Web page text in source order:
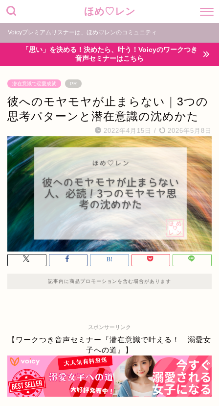
ほめ♡レン
Voicyプレミアムリスナーは、ほめ♡レンのコミュニティ
「思い」を決める！決めたら、叶う！Voicyのワークつき
音声セミナーはこちら
潜在意識で恋愛成就 PR
彼へのモヤモヤが止まらない｜3つの
思考パターンと潜在意識の沈めかた
2022年4月15日 / 2026年5月8日
記事内に商品プロモーションを含む場合があります
スポンサーリンク
【ワークつき音声セミナー『潜在意識で叶える！ 溺愛女
子への道』】